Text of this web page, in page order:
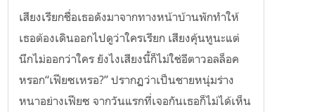
เสียงเรียกชื่อเธอดังมาจากทางหน้าบ้านพักทำให้
เธอต้องเดินออกไปดูว่าใครเรียก เสียงคุ้นหูนะแต่
นึกไม่ออกว่าใคร ยังไงเสียงนี้ก็ไม่ใช่อีตาวอลล็อค
หรอก“เฟียซเหรอ?” ปรากฏว่าเป็นชายหนุ่มร่าง
หนาอย่างเฟียซ จากวันแรกที่เจอกันเธอก็ไม่ได้เห็น